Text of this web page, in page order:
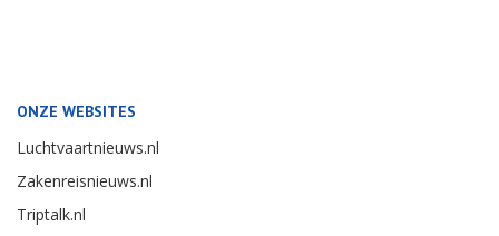
ONZE WEBSITES
Luchtvaartnieuws.nl
Zakenreisnieuws.nl
Triptalk.nl